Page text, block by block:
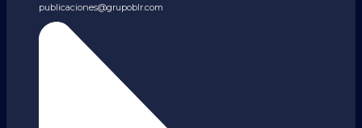
publicaciones@grupoblr.com